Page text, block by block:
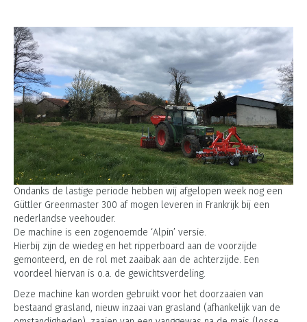
Ondanks de lastige periode hebben wij afgelopen week nog een
Güttler Greenmaster 300 af mogen leveren in Frankrijk bij een
nederlandse veehouder.
De machine is een zogenoemde ‘Alpin’ versie.
Hierbij zijn de wiedeg en het ripperboard aan de voorzijde
gemonteerd, en de rol met zaaibak aan de achterzijde. Een
voordeel hiervan is o.a. de gewichtsverdeling.
Deze machine kan worden gebruikt voor het doorzaaien van
bestaand grasland, nieuw inzaai van grasland (afhankelijk van de